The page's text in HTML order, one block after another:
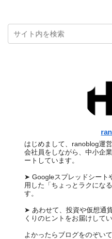
はじめまして、ranoblog運
会社員をしながら、中小企
ートしています。
➤ Googleスプレッドシート
用した「ちょっとラクにな
す。
➤ あわせて、投資や仮想通
くりのヒントをお届けしてい
よかったらブログをのぞい